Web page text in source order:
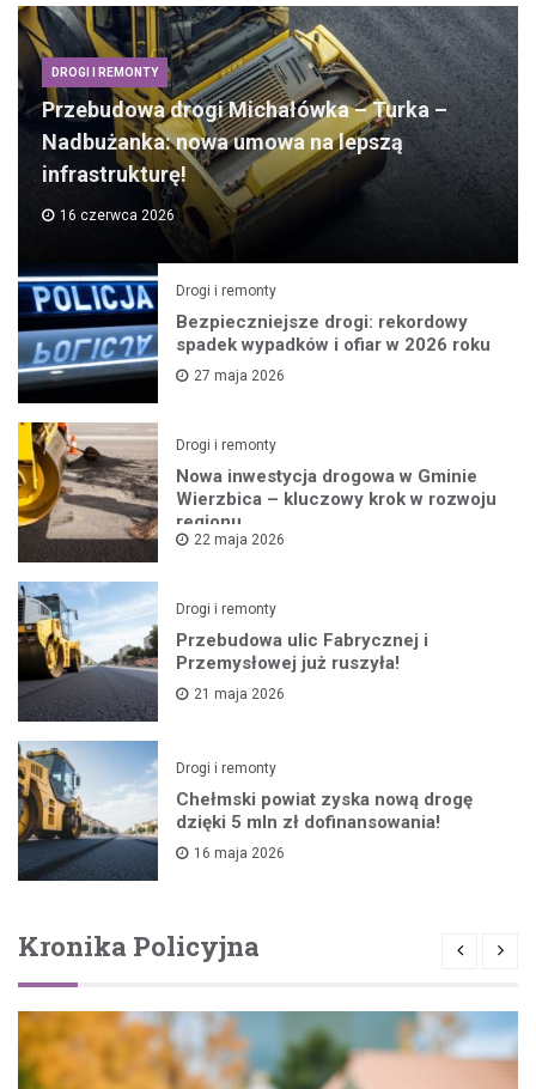
DROGI I REMONTY
Przebudowa drogi Michałówka – Turka –
Nadbużanka: nowa umowa na lepszą
infrastrukturę!
16 czerwca 2026
Drogi i remonty
Bezpieczniejsze drogi: rekordowy
spadek wypadków i ofiar w 2026 roku
27 maja 2026
Drogi i remonty
Nowa inwestycja drogowa w Gminie
Wierzbica – kluczowy krok w rozwoju
regionu
22 maja 2026
Drogi i remonty
Przebudowa ulic Fabrycznej i
Przemysłowej już ruszyła!
21 maja 2026
Drogi i remonty
Chełmski powiat zyska nową drogę
dzięki 5 mln zł dofinansowania!
16 maja 2026
Kronika Policyjna